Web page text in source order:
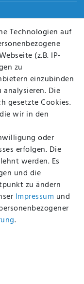
MIT
Technologien auf
(z.B. IP-
zu
einzubinden
Die
gesetzte Cookies.
wir in den
oder
erfolgen. Die
werden. Es
und die
zu ändern
Impressum und
.